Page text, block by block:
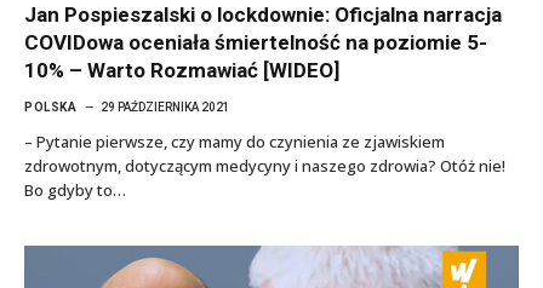
Jan Pospieszalski o lockdownie: Oficjalna narracja
COVIDowa oceniała śmiertelność na poziomie 5-
10% – Warto Rozmawiać [WIDEO]
POLSKA 29 PAŹDZIERNIKA 2021
– Pytanie pierwsze, czy mamy do czynienia ze zjawiskiem
zdrowotnym, dotyczącym medycyny i naszego zdrowia? Otóż nie!
Bo gdyby to…